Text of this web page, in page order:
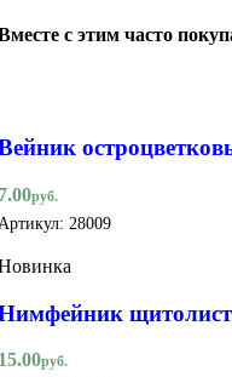
с этим часто
руб.
28009
руб.